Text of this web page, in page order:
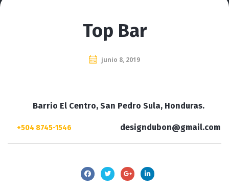
Top Bar
junio 8, 2019
Barrio El Centro, San Pedro Sula, Honduras.
+504 8745-1546 designdubon@gmail.com